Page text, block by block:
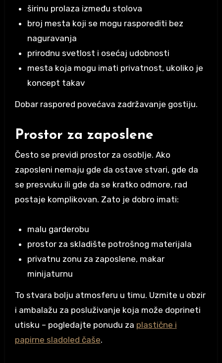
širinu prolaza između stolova
broj mesta koji se mogu rasporediti bez
naguravanja
prirodnu svetlost i osećaj udobnosti
mesta koja mogu imati privatnost, ukoliko je
koncept takav
Dobar raspored povećava zadržavanje gostiju.
Prostor za zaposlene
Često se previdi prostor za osoblje. Ako
zaposleni nemaju gde da ostave stvari, gde da
se presvuku ili gde da se kratko odmore, rad
postaje komplikovan. Zato je dobro imati:
malu garderobu
prostor za skladište potrošnog materijala
privatnu zonu za zaposlene, makar
minijaturnu
To stvara bolju atmosferu u timu. Uzmite u obzir
i ambalažu za posluživanje koja može doprineti
utisku – pogledajte ponudu za plastične i
papirne sladoled čaše.